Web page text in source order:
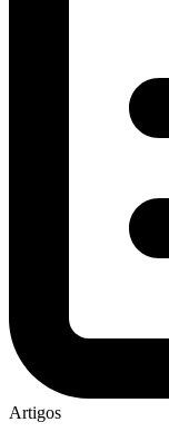
Artigos